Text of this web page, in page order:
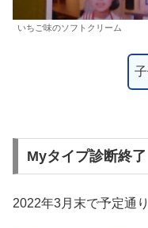
いちご味のソフトクリーム
Myタイプ診断終了
2022年3月末で予定通